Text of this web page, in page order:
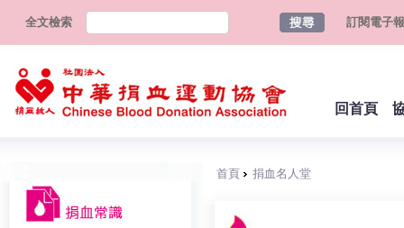
全文檢索 訂閱電子報
回首頁
首頁 捐血名人堂